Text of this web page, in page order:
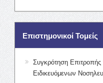
Επιστημονικοί Τομείς
Συγκρότηση Επιτροπής
Ειδικευόμενων